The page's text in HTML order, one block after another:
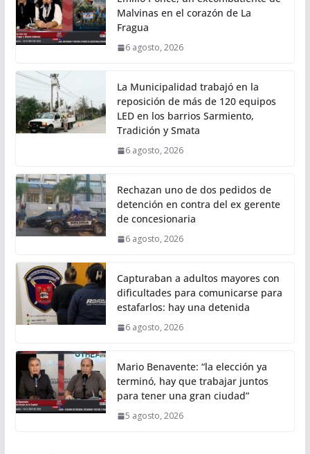
Malvinas en el corazón de La
Fragua
6 agosto, 2026
La Municipalidad trabajó en la
reposición de más de 120 equipos
LED en los barrios Sarmiento,
Tradición y Smata
6 agosto, 2026
Rechazan uno de dos pedidos de
detención en contra del ex gerente
de concesionaria
6 agosto, 2026
Capturaban a adultos mayores con
dificultades para comunicarse para
estafarlos: hay una detenida
6 agosto, 2026
Mario Benavente: “la elección ya
terminó, hay que trabajar juntos
para tener una gran ciudad”
5 agosto, 2026